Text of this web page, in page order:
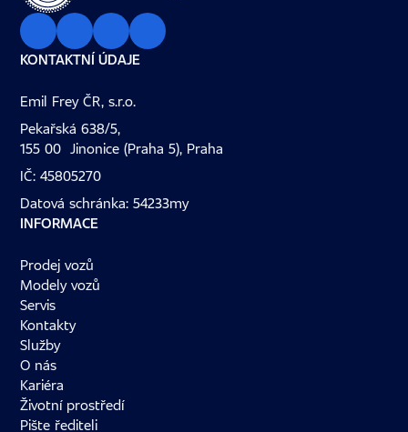
KONTAKTNÍ ÚDAJE
Emil Frey ČR, s.r.o.
Pekařská 638/5,
155 00 Jinonice (Praha 5), Praha
IČ: 45805270
Datová schránka: 54233my
INFORMACE
Prodej vozů
Modely vozů
Servis
Kontakty
Služby
O nás
Kariéra
Životní prostředí
Pište řediteli